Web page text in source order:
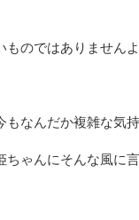
のではありませんよ
なんだか複雑な気持
ゃんにそんな風に